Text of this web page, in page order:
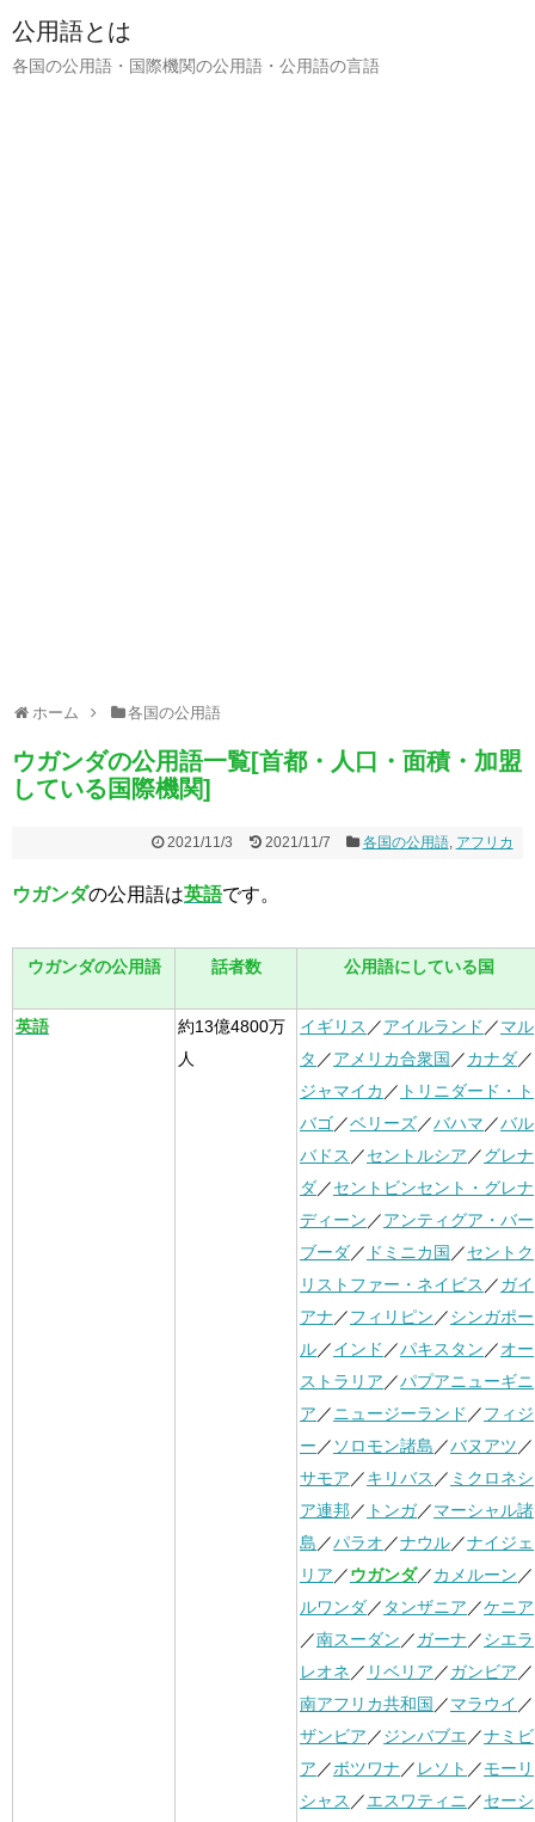
公用語とは
各国の公用語・国際機関の公用語・公用語の言語
ホーム 各国の公用語
ウガンダの公用語一覧[首都・人口・面積・加盟
している国際機関]
2021/11/3 2021/11/7 各国の公用語, アフリカ
ウガンダの公用語は英語です。
ウガンダの公用語 話者数 公用語にしている国
英語
約13億4800万
人
イギリス ／アイルランド ／マル
タ ／アメリカ合衆国 ／カナダ／
ジャマイカ ／ トリニダード・ト
バゴ／ベリーズ／バハマ ／バル
バドス ／セントルシア ／グレナ
ダ／セントビンセント・グレナ
ディーン ／アンティグア・バー
ブーダ／ ドミニカ国 ／セントク
リストファー・ネイビス ／ガイ
アナ ／フィリピン ／シンガポー
ル／インド ／パキスタン ／オー
ストラリア ／パプアニューギニ
ア ／ニュージーランド ／フィジ
ー ／ ソロモン諸島 ／バヌアツ ／
サモア ／キリバス ／ ミクロネシ
ア連邦／ トンガ／マーシャル諸
島 ／パラオ ／ナウル／ナイジェ
リア ／ウガンダ／カメルーン ／
ルワンダ／ タンザニア ／ケニア
／南スーダン ／ガーナ ／シエラ
レオネ ／ リベリア ／ガンビア ／
南アフリカ共和国 ／マラウイ ／
ザンビア ／ジンバブエ ／ナミビ
ア ／ボツワナ ／ レソト ／モーリ
シャス ／エスワティニ ／セーシ